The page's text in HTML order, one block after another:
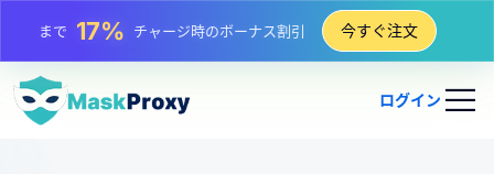
まで 25%静的 IP 購入の割引
まで81%
今すぐ注文
ログイン